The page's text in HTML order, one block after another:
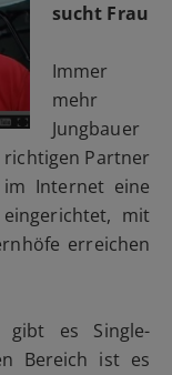
sucht Frau
Immer
mehr
Jungbauer
richtigen Partner
Internet eine
mit
erreichen
gibt es Single-
Bereich ist es